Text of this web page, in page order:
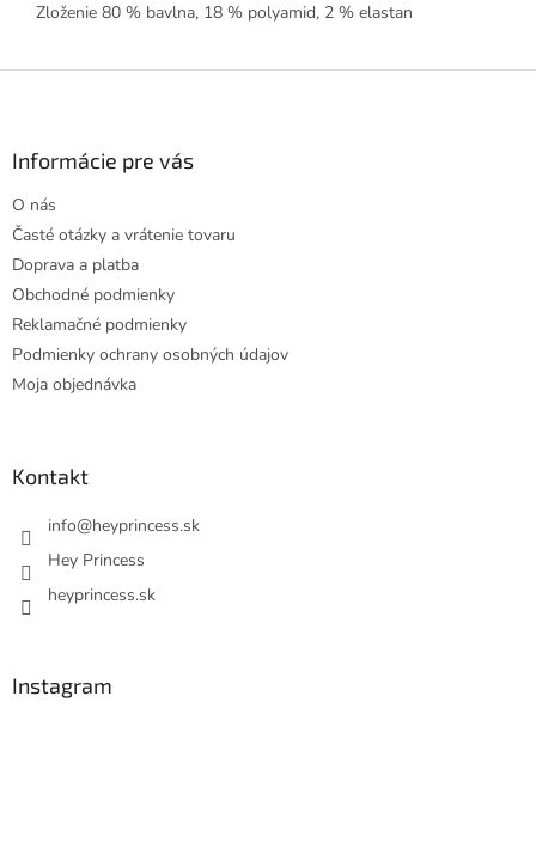
Zloženie 80 % bavlna, 18 % polyamid, 2 % elastan
Informácie pre vás
O nás
Časté otázky a vrátenie tovaru
Doprava a platba
Obchodné podmienky
Reklamačné podmienky
Podmienky ochrany osobných údajov
Moja objednávka
Kontakt
info@heyprincess.sk
Hey Princess
heyprincess.sk
Instagram